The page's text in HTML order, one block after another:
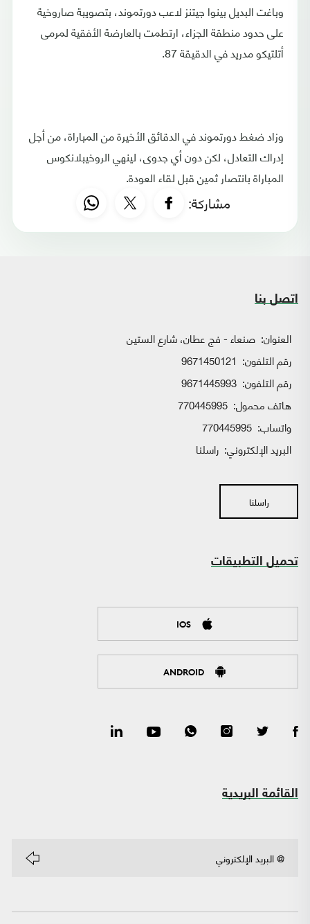
وباغت البديل بينوا جيتنز لاعب دورتموند، بتصويبة صاروخية
على حدود منطقة الجزاء، ارتطمت بالعارضة الأفقية لمرمى
أتلتيكو مدريد في الدقيقة 87.
وزاد ضغط دورتموند في الدقائق الأخيرة من المباراة، من أجل
إدراك التعادل، لكن دون أي جدوى، لينهي الروخيبلانكوس
المباراة بانتصار ثمين قبل لقاء العودة.
مشاركة:
اتصل بنا
العنوان: صنعاء - فج عطان، شارع الستين
رقم التلفون: 9671450121
رقم التلفون: 9671445993
هاتف محمول: 770445995
واتساب:
البريد الإلكتروني: راسلنا
راسلنا
تحميل التطبيقات
IOS
ANDROID
القائمة البريدية